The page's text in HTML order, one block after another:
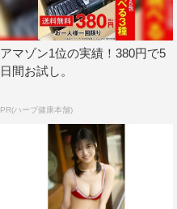
アマゾン1位の実績！380円で5
日間お試し。
PR(ハーブ健康本舗)